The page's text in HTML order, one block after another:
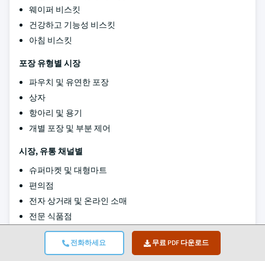
전화하세요 무료 PDF 다운로드
웨이퍼 비스킷
건강하고 기능성 비스킷
아침 비스킷
포장 유형별 시장
파우치 및 유연한 포장
상자
항아리 및 용기
개별 포장 및 부분 제어
시장, 유통 채널별
슈퍼마켓 및 대형마트
편의점
전자 상거래 및 온라인 소매
전문 식품점
식품 서비스 및 기관 판매
전통 무역 및 독립 소매업체